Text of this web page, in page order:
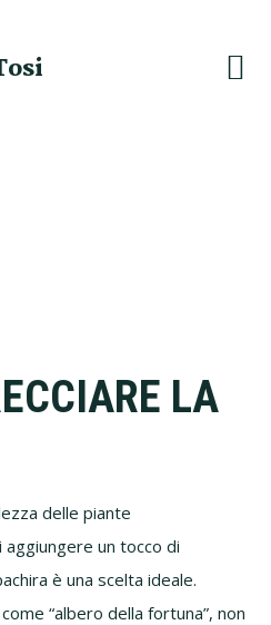
LA
delle piante
un tocco di
è una scelta ideale.
“albero della fortuna”, non